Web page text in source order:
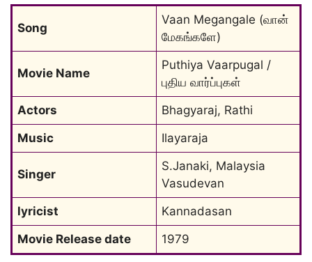
Song
Vaan Megangale (வான்
மேகங்களே)
Movie Name
Puthiya Vaarpugal /
புதிய வார்ப்புகள்
Actors
Bhagyaraj, Rathi
Music
Ilayaraja
Singer
S.Janaki, Malaysia
Vasudevan
lyricist
Kannadasan
Movie Release date
1979